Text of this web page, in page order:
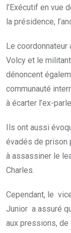
l’Exécutif en vue
la présidence,
Le
Volcy et le
dénoncent
communauté
à écarter l’ex-
Ils ont aussi
évadés de prison
à assassiner le
Charles.
Cependant, le
Junior a assuré
aux pressions, de